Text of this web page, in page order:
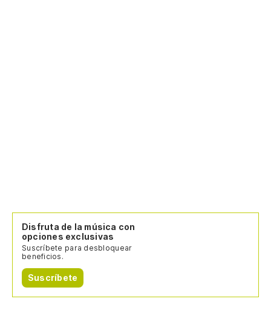
Disfruta de la música con
opciones exclusivas
Suscríbete para desbloquear
beneficios.
Suscríbete